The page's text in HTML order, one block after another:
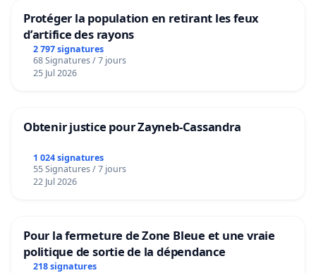
Protéger la population en retirant les feux
d’artifice des rayons
2 797 signatures
68 Signatures / 7 jours
25 Jul 2026
Obtenir justice pour Zayneb-Cassandra
1 024 signatures
55 Signatures / 7 jours
22 Jul 2026
Pour la fermeture de Zone Bleue et une vraie
politique de sortie de la dépendance
218 signatures